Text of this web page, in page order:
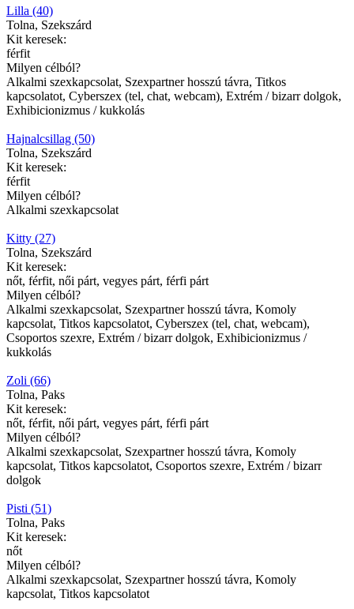
Lilla (40)
Tolna, Szekszárd
Kit keresek:
férfit
Milyen célból?
Alkalmi szexkapcsolat, Szexpartner hosszú távra, Titkos
kapcsolatot, Cyberszex (tel, chat, webcam), Extrém / bizarr dolgok,
Exhibicionizmus / kukkolás
Hajnalcsillag (50)
Tolna, Szekszárd
Kit keresek:
férfit
Milyen célból?
Alkalmi szexkapcsolat
Kitty (27)
Tolna, Szekszárd
Kit keresek:
nőt, férfit, női párt, vegyes párt, férfi párt
Milyen célból?
Alkalmi szexkapcsolat, Szexpartner hosszú távra, Komoly
kapcsolat, Titkos kapcsolatot, Cyberszex (tel, chat, webcam),
Csoportos szexre, Extrém / bizarr dolgok, Exhibicionizmus /
kukkolás
Zoli (66)
Tolna, Paks
Kit keresek:
nőt, férfit, női párt, vegyes párt, férfi párt
Milyen célból?
Alkalmi szexkapcsolat, Szexpartner hosszú távra, Komoly
kapcsolat, Titkos kapcsolatot, Csoportos szexre, Extrém / bizarr
dolgok
Pisti (51)
Tolna, Paks
Kit keresek:
nőt
Milyen célból?
Alkalmi szexkapcsolat, Szexpartner hosszú távra, Komoly
kapcsolat, Titkos kapcsolatot